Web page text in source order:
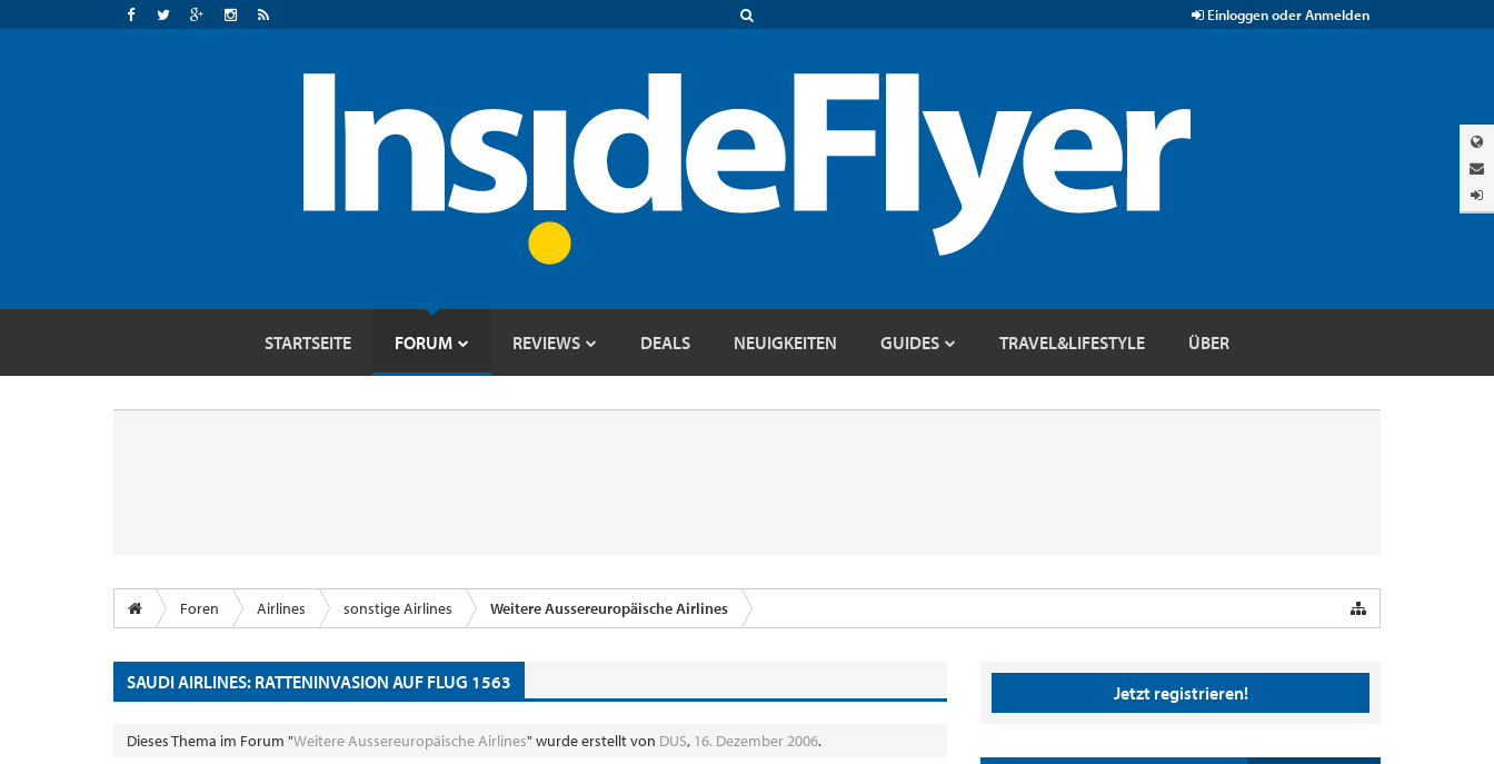
Einloggen oder Anmelden
STARTSEITE FORUM REVIEWS DEALS NEUIGKEITEN GUIDES TRAVEL&LIFESTYLE ÜBER
Foren Airlines sonstige Airlines Weitere Aussereuropäische Airlines
SAUDI AIRLINES: RATTENINVASION AUF FLUG 1563
Dieses Thema im Forum "Weitere Aussereuropäische Airlines" wurde erstellt von DUS, 16. Dezember 2006.
Jetzt registrieren!